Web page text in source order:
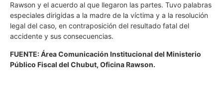
Rawson y el acuerdo al que llegaron las partes. Tuvo palabras
especiales dirigidas a la madre de la víctima y a la resolución
legal del caso, en contraposición del resultado fatal del
accidente y sus consecuencias.
FUENTE: Área Comunicación Institucional del Ministerio
Público Fiscal del Chubut, Oficina Rawson.